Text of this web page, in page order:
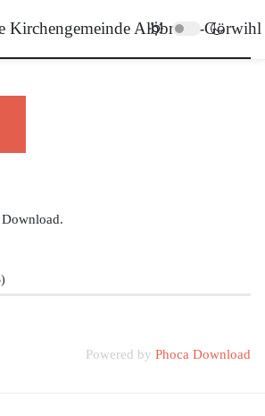
Powered by Phoca Download